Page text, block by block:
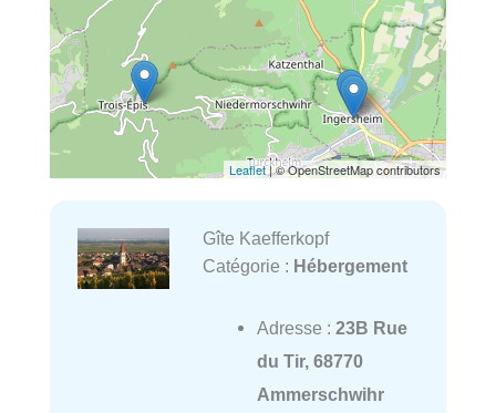
Leaflet| © OpenStreetMap contributors
Gîte Kaefferkopf
Catégorie : Hébergement
Adresse : 23B Rue
du Tir, 68770
Ammerschwihr